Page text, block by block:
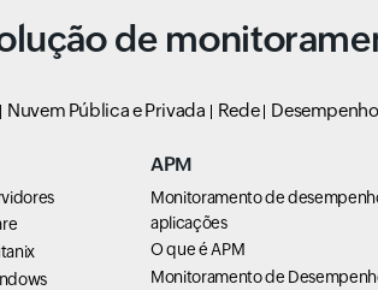
de
Nuvem Pública e Privada Rede
APM
Monitoramento de
aplicações
O que é APM
Monitoramento de